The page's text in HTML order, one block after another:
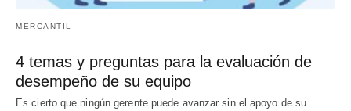
MERCANTIL
4 temas y preguntas para la evaluación de
desempeño de su equipo
Es cierto que ningún gerente puede avanzar sin el apoyo de su